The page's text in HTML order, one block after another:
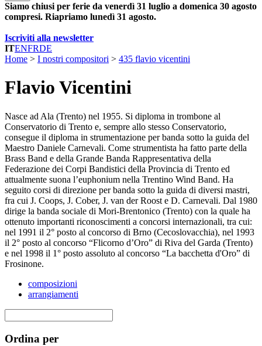
Siamo chiusi per ferie da venerdì 31 luglio a domenica 30 agosto
compresi. Riapriamo lunedì 31 agosto.
Iscriviti alla newsletter
ITENFRDE
Home > I nostri compositori > 435 flavio vicentini
Flavio Vicentini
Nasce ad Ala (Trento) nel 1955. Si diploma in trombone al
Conservatorio di Trento e, sempre allo stesso Conservatorio,
consegue il diploma in strumentazione per banda sotto la guida del
Maestro Daniele Carnevali. Come strumentista ha fatto parte della
Brass Band e della Grande Banda Rappresentativa della
Federazione dei Corpi Bandistici della Provincia di Trento ed
attualmente suona l’euphonium nella Trentino Wind Band. Ha
seguito corsi di direzione per banda sotto la guida di diversi mastri,
fra cui J. Coops, J. Cober, J. van der Roost e D. Carnevali. Dal 1980
dirige la banda sociale di Mori-Brentonico (Trento) con la quale ha
ottenuto importanti riconoscimenti a concorsi internazionali, tra cui:
nel 1991 il 2° posto al concorso di Brno (Cecoslovacchia), nel 1993
il 2° posto al concorso “Flicorno d’Oro” di Riva del Garda (Trento)
e nel 1998 il 1° posto assoluto al concorso “La bacchetta d'Oro” di
Frosinone.
composizioni
arrangiamenti
Ordina per